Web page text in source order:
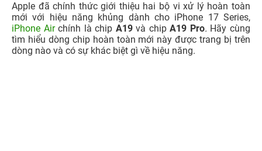
Apple đã chính thức giới thiệu hai bộ vi xử lý hoàn toàn
mới với hiệu năng khủng dành cho iPhone 17 Series,
iPhone Airchính là chip A19và chipA19 Pro. Hãy cùng
tìm hiểu dòng chip hoàn toàn mới này được trang bị trên
dòng nào và có sự khác biệt gì về hiệu năng.